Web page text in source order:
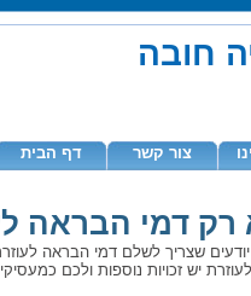
חובה
צור קשר דף הבית
רק דמי הבראה
יודעים שצריך לשלם דמי הבראה
יש זכויות נוספות ולכם